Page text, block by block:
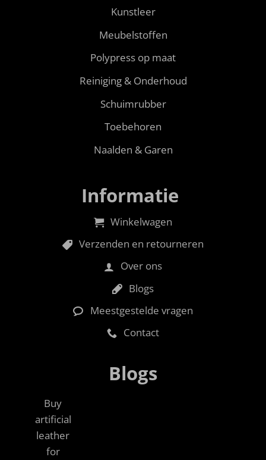
Kunstleer
Meubelstoffen
Polypress op maat
Reiniging & Onderhoud
Schuimrubber
Toebehoren
Naalden & Garen
Informatie
Winkelwagen
Verzenden en retourneren
Over ons
Blogs
Meestgestelde vragen
Contact
Blogs
Buy
artificial
leather
for